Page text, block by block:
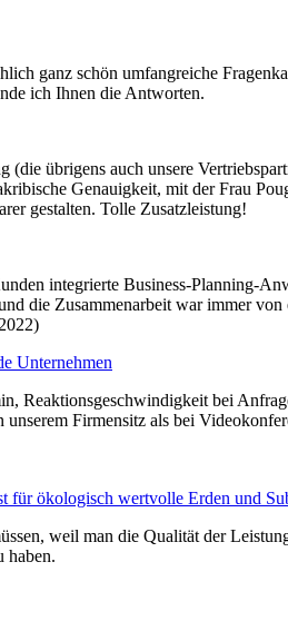
ganz schön umfangreiche
ich Ihnen die Antworten.
übrigens auch unsere
Genauigkeit, mit der Frau
gestalten. Tolle Zusatzleistung!
integrierte Business-Planning-
die Zusammenarbeit war immer
Unternehmen
Reaktionsgeschwindigkeit bei
Firmensitz als bei
für ökologisch wertvolle Erden und
weil man die Qualität der
haben.